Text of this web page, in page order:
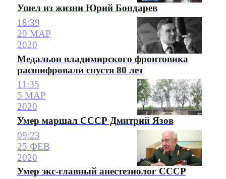
Ушел из жизни Юрий Бондарев
18:39
29 МАР
2020
Медальон владимирского фронтовика
расшифровали спустя 80 лет
11:35
5 МАР
2020
Умер маршал СССР Дмитрий Язов
09:23
25 ФЕВ
2020
Умер экс-главный анестезиолог СССР